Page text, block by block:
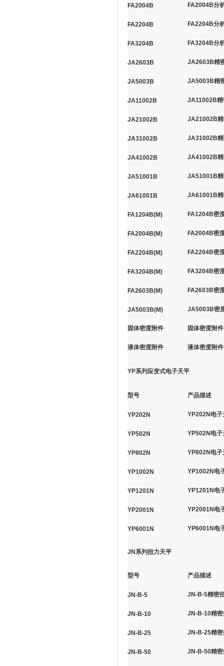
FA2004B FA2004B分
FA2204B FA2204B分
FA3204B FA3204B分
JA2603B JA2603B精
JA5003B JA5003B精
JA11002B JA11002B精
JA21002B JA21002B精
JA31002B JA31002B精
JA41002B JA41002B精
JA51001B JA51001B精
JA61001B JA61001B精
FA1204B(M) FA1204B密
FA2004B(M) FA2004B密
FA2204B(M) FA2204B密
FA3204B(M) FA3204B密
FA2603B(M) FA2603B密
JA5003B(M) JA5003B密
固体密度附件 固体密度附
液体密度附件 液体密度附
YP系列应变式电子天平
型号 产品描述
YP202N YP202N电
YP502N YP502N电
YP802N YP802N电
YP1002N YP1002N电
YP1201N YP1201N电
YP2001N YP2001N电
YP6001N YP6001N电
JN系列扭力天平
型号 产品描述
JN-B-5 JN-B-5精密
JN-B-10 JN-B-10精
JN-B-25 JN-B-25精
JN-B-50 JN-B-50精